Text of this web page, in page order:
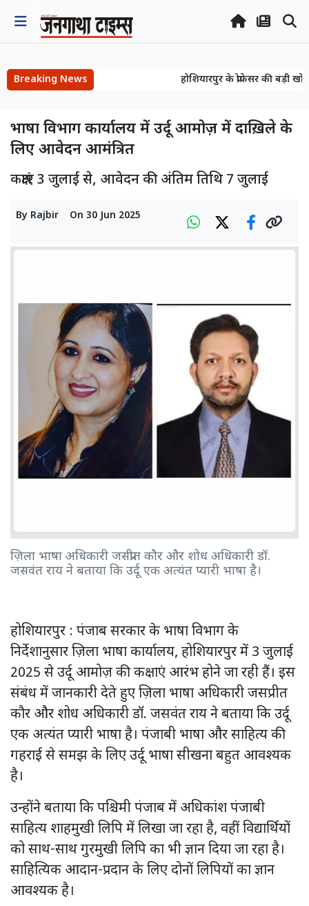
Breaking News
होशियारपुर के प्रोफेसर की बड़ी
भाषा विभाग कार्यालय में उर्दू आमोज़ में दाख़िले के
लिए आवेदन आमंत्रित
कक्षाएं 3 जुलाई से, आवेदन की अंतिम तिथि 7 जुलाई
By Rajbir On 30 Jun 2025
ज़िला भाषा अधिकारी जसप्रीत कौर और शोध अधिकारी डॉ.
जसवंत राय ने बताया कि उर्दू एक अत्यंत प्यारी भाषा है।
होशियारपुर : पंजाब सरकार के भाषा विभाग के
निर्देशानुसार ज़िला भाषा कार्यालय, होशियारपुर में 3 जुलाई
2025 से उर्दू आमोज़ की कक्षाएं आरंभ होने जा रही हैं। इस
संबंध में जानकारी देते हुए ज़िला भाषा अधिकारी जसप्रीत
कौर और शोध अधिकारी डॉ. जसवंत राय ने बताया कि उर्दू
एक अत्यंत प्यारी भाषा है। पंजाबी भाषा और साहित्य की
गहराई से समझ के लिए उर्दू भाषा सीखना बहुत आवश्यक
है।
उन्होंने बताया कि पश्चिमी पंजाब में अधिकांश पंजाबी
साहित्य शाहमुखी लिपि में लिखा जा रहा है, वहीं विद्यार्थियों
को साथ-साथ गुरमुखी लिपि का भी ज्ञान दिया जा रहा है।
साहित्यिक आदान-प्रदान के लिए दोनों लिपियों का ज्ञान
आवश्यक है।